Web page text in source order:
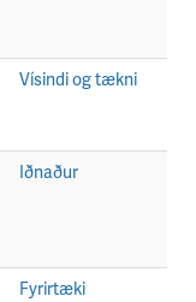
Vísindi og tækni
Iðnaður
Fyrirtæki